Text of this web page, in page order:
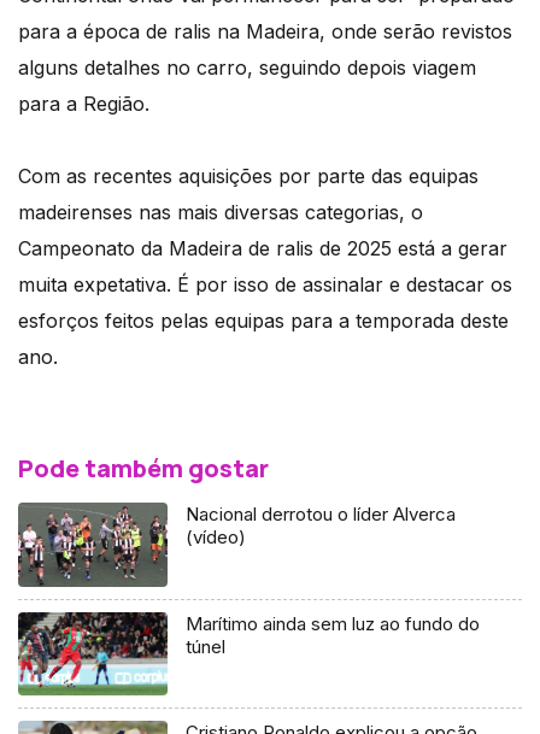
para a época de ralis na Madeira, onde serão revistos
alguns detalhes no carro, seguindo depois viagem
para a Região.
Com as recentes aquisições por parte das equipas
madeirenses nas mais diversas categorias, o
Campeonato da Madeira de ralis de 2025 está a gerar
muita expetativa. É por isso de assinalar e destacar os
esforços feitos pelas equipas para a temporada deste
ano.
Pode também gostar
Nacional derrotou o líder Alverca
(vídeo)
Marítimo ainda sem luz ao fundo do
túnel